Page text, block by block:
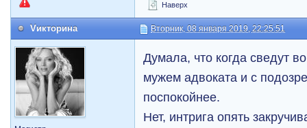
Наверх
Vикторина Вторник, 08 января 2019, 22:25:51
Думала, что когда сведут
мужем адвоката и с
поспокойнее.
Нет, интрига опять